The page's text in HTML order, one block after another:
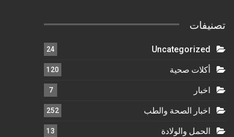
تصنيفات
Uncategorized
24
أكلات صحية 120
اخبار 7
اخبار الصحة والطب 252
الحمل والولادة 13